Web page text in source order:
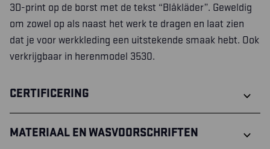
3D-print op de borst met de tekst “Blåkläder”. Geweldig
om zowel op als naast het werk te dragen en laat zien
dat je voor werkkleding een uitstekende smaak hebt. Ook
verkrijgbaar in herenmodel 3530.
CERTIFICERING
MATERIAAL EN WASVOORSCHRIFTEN